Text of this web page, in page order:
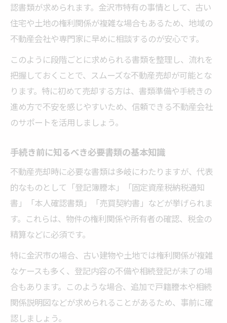
登記情報や証明書の確認ポイント
不動産売却でよくある書類の漏れ防止法
必要書類のチェックリストで漏れを防ぐ方
法
不動産売却に多い書類不足の事例と対策
売却手続きを円滑に進めるための注意点
引渡しまでに必須の書類一覧と確認方法
金沢市で効率よく不動産売却を行うための書類
リスト
金沢市で不動産売却時に必須の書類一覧
売却前から引渡しまで段階別に必要な書類
一戸建てとマンションで異なる書類の比較
売却後の確定申告に必要な書類も要確認
手続き簡略化のための書類整理術
🏠 かんたん無料査定
※しつこい営業は一切ありません※ご入力いた
だいた情報は査定以外には使用いたしません
認書類が求められます。金沢市特有の事情として、古い
住宅や土地の権利関係が複雑な場合もあるため、地域の
不動産会社や専門家に早めに相談するのが安心です。
このように段階ごとに求められる書類を整理し、流れを
把握しておくことで、スムーズな不動産売却が可能とな
ります。特に初めて売却する方は、書類準備や手続きの
進め方で不安を感じやすいため、信頼できる不動産会社
のサポートを活用しましょう。
手続き前に知るべき必要書類の基本知識
不動産売却時に必要な書類は多岐にわたりますが、代表
的なものとして「登記簿謄本」「固定資産税納税通知
書」「本人確認書類」「売買契約書」などが挙げられま
す。これらは、物件の権利関係や所有者の確認、税金の
精算などに必須です。
特に金沢市の場合、古い建物や土地では権利関係が複雑
なケースも多く、登記内容の不備や相続登記が未了の場
合もあります。このような場合、追加で戸籍謄本や相続
関係説明図などが求められることがあるため、事前に確
認しましょう。